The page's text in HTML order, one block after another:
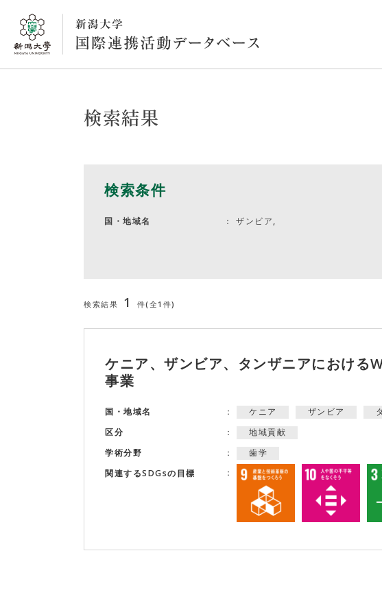
検索結果
検索条件
国・地域名 ザンビア,
検索結果 1 件(全1件)
ケニア、ザンビア、タンザニアにおける
事業
国・地域名 ケニア ザンビア
区分
地域貢献
学術分野
歯学
関連するSDGsの目標